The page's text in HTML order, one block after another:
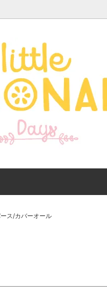
Goods - 雑
Brands
浮
【出産ギフト
いにおすす
ご紹介
ス/カバーオール